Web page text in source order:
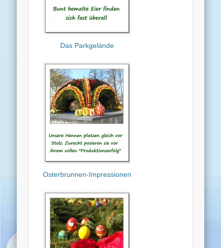
Das Parkgelände
Osterbrunnen-Impressionen